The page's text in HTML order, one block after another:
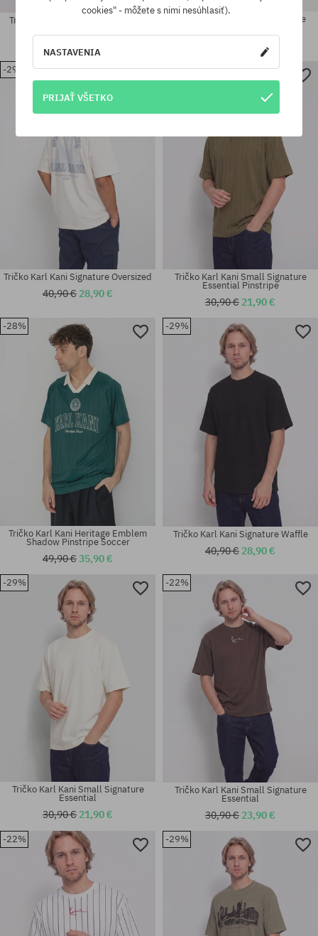
Dostupné veľkosti:
Dostupné veľkosti:
Dostupné veľkosti:
Tričko Karl Kani Signature Skyline
Dostupné veľkosti:
Tričko Karl Kani Chest Signature
16,90 €
-29%
Dostupné veľkosti:
Tričko Karl Kani Signature Oversized
40,90 € 28,90 €
-29%
Dostupné veľkosti:
S; M; L; XL
Tričko Karl Kani Small Signature
Essential Pinstripe
30,90 € 21,90 €
-28%
Dostupné veľkosti:
Tričko Karl Kani Heritage Emblem
Shadow Pinstripe Soccer
49,90 €35,90 €
-29%
Dostupné veľkosti:
Tričko Karl Kani Signature Waffle
40,90 € 28,90 €
-29%
Tričko Karl Kani Small Signature
Essential
30,90 € 21,90 €
-22%
Tričko Karl Kani Small Signature
Essential
30,90 € 23,90 €
-22% -29%
cookies" - môžete s nimi nesúhlasiť).
NASTAVENIA
PRIJAŤ VŠETKO